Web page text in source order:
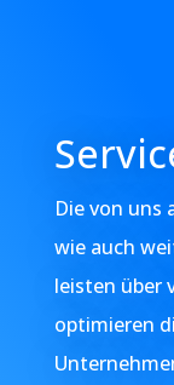
Die von uns
wie auch
leisten über
optimieren